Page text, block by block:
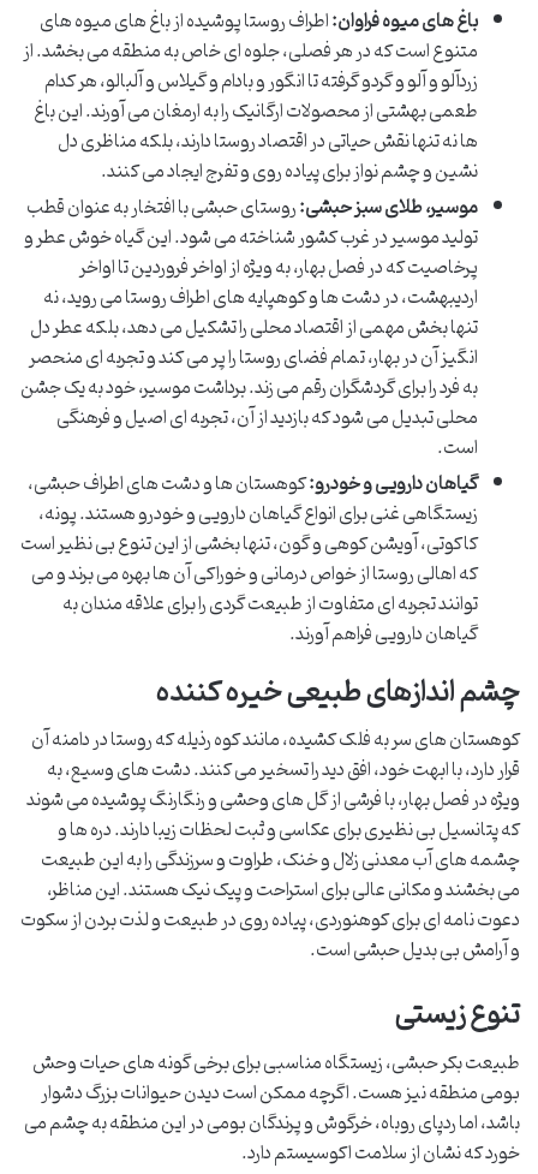
باغ های میوه فراوان:اطراف روستا پوشیده از باغ های میوه های
متنوع است که در هر فصلی، جلوه ای خاص به منطقه می بخشد. از
زردآلو و آلو و گردو گرفته تا انگور و بادام و گیلاس و آلبالو، هر کدام
طعمی بهشتی از محصولات ارگانیک را به ارمغان می آورند. این باغ
ها نه تنها نقش حیاتی در اقتصاد روستا دارند، بلکه مناظری دل
نشین و چشم نواز برای پیاده روی و تفرج ایجاد می کنند.
موسیر، طلای سبز حبشی:روستای حبشی با افتخار به عنوان قطب
تولید موسیر در غرب کشور شناخته می شود. این گیاه خوش عطر و
پرخاصیت که در فصل بهار، به ویژه از اواخر فروردین تا اواخر
اردیبهشت، در دشت ها و کوهپایه های اطراف روستا می روید، نه
تنها بخش مهمی از اقتصاد محلی را تشکیل می دهد، بلکه عطر دل
انگیز آن در بهار، تمام فضای روستا را پر می کند و تجربه ای منحصر
به فرد را برای گردشگران رقم می زند. برداشت موسیر، خود به یک جشن
محلی تبدیل می شود که بازدید از آن، تجربه ای اصیل و فرهنگی
است.
گیاهان دارویی و خودرو:کوهستان ها و دشت های اطراف حبشی،
زیستگاهی غنی برای انواع گیاهان دارویی و خودرو هستند. پونه،
کاکوتی، آویشن کوهی و گون، تنها بخشی از این تنوع بی نظیر است
که اهالی روستا از خواص درمانی و خوراکی آن ها بهره می برند و می
توانند تجربه ای متفاوت از طبیعت گردی را برای علاقه مندان به
گیاهان دارویی فراهم آورند.
چشم اندازهای طبیعی خیره کننده
کوهستان های سر به فلک کشیده، مانند کوه رذیله که روستا در دامنه آن
قرار دارد، با ابهت خود، افق دید را تسخیر می کنند. دشت های وسیع، به
ویژه در فصل بهار، با فرشی از گل های وحشی و رنگارنگ پوشیده می شوند
که پتانسیل بی نظیری برای عکاسی و ثبت لحظات زیبا دارند. دره ها و
چشمه های آب معدنی زلال و خنک، طراوت و سرزندگی را به این طبیعت
می بخشند و مکانی عالی برای استراحت و پیک نیک هستند. این مناظر،
دعوت نامه ای برای کوهنوردی، پیاده روی در طبیعت و لذت بردن از سکوت
و آرامش بی بدیل حبشی است.
تنوع زیستی
طبیعت بکر حبشی، زیستگاه مناسبی برای برخی گونه های حیات وحش
بومی منطقه نیز هست. اگرچه ممکن است دیدن حیوانات بزرگ دشوار
باشد، اما ردپای روباه، خرگوش و پرندگان بومی در این منطقه به چشم می
خورد که نشان از سلامت اکوسیستم دارد.